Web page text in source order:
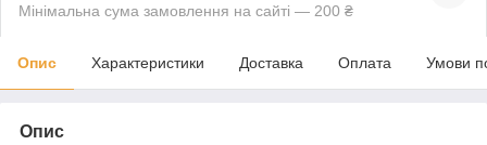
Мінімальна сума замовлення на сайті — 200 ₴
Опис Характеристики Доставка Оплата Умови
Опис